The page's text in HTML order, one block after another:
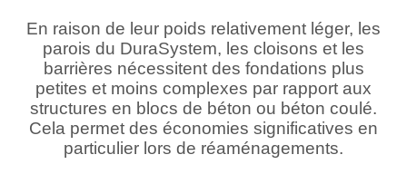
En raison de leur poids relativement léger, les
parois du DuraSystem, les cloisons et les
barrières nécessitent des fondations plus
petites et moins complexes par rapport aux
structures en blocs de béton ou béton coulé.
Cela permet des économies significatives en
particulier lors de réaménagements.